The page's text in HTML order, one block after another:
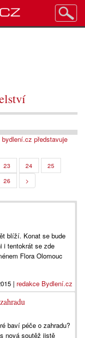
bydlení.cz představuje
23 24
25
26
>
blíží. Konat se bude
i tentokrát se zde
Flora Olomouc
| redakce Bydlení.cz
baví péče o zahradu?
nová soutěž jistě